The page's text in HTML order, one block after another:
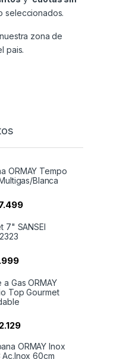
seleccionados.
zona de
pais.
ORMAY Tempo
Blanca
7" SANSEI
a Gas ORMAY
Top Gourmet
ORMAY Inox
Ac.Inox 60cm